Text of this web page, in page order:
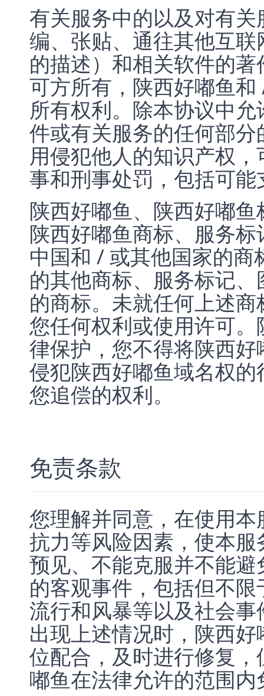
有关服务中的以及对有
编、张贴、通往其他互
的描述）和相关软件的
可方所有，陕西好嘟鱼
所有权利。除本协议中
件或有关服务的任何部
用侵犯他人的知识产权
事和刑事处罚，包括可
陕西好嘟鱼、陕西好嘟
陕西好嘟鱼商标、服务
中国和 / 或其他国家的
的其他商标、服务标记
的商标。未就任何上述
您任何权利或使用许可
律保护，您不得将陕西
侵犯陕西好嘟鱼域名权
您追偿的权利。
免责条款
您理解并同意，在使用
抗力等风险因素，使本
预见、不能克服并不能
的客观事件，包括但不
流行和风暴等以及社会
出现上述情况时，陕西
位配合，及时进行修复
嘟鱼在法律允许的范围内